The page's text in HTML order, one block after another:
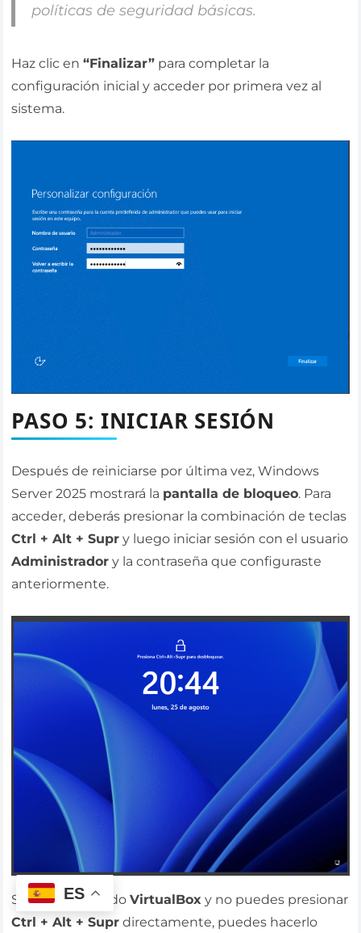
políticas de seguridad básicas.
Haz clic en“Finalizar” para completar la
configuración inicial y acceder por primera vez al
sistema.
PASO 5: INICIAR SESIÓN
Después de reiniciarse por última vez, Windows
Server 2025 mostrará la pantalla de bloqueo. Para
acceder, deberás presionar la combinación de teclas
Ctrl + Alt + Supr y luego iniciar sesión con el usuario
Administrador y la contraseña que configuraste
anteriormente.
Si estás utilizandoVirtualBox y no puedes presionar
Ctrl + Alt + Supr directamente, puedes hacerlo
ES